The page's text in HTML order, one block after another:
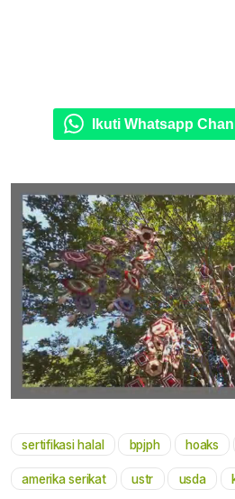
Ikuti Whatsapp
sertifikasi halal bpjph hoaks
amerika serikat ustr usda